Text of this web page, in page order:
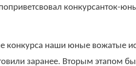
конкурсанток-
конкурса наши юные вожатые
заранее. Вторым этапом